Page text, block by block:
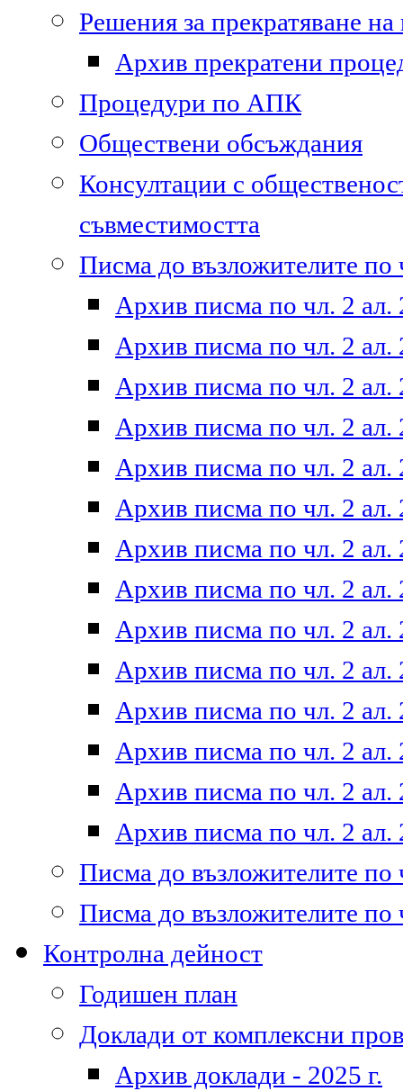
Решения за прекратяване
Архив прекратени
Процедури по АПК
Обществени обсъждания
Консултации с
съвместимостта
Писма до възложителите по
Архив писма по чл. 2 ал.
Архив писма по чл. 2 ал.
Архив писма по чл. 2 ал.
Архив писма по чл. 2 ал.
Архив писма по чл. 2 ал.
Архив писма по чл. 2 ал.
Архив писма по чл. 2 ал.
Архив писма по чл. 2 ал.
Архив писма по чл. 2 ал.
Архив писма по чл. 2 ал.
Архив писма по чл. 2 ал.
Архив писма по чл. 2 ал.
Архив писма по чл. 2 ал.
Архив писма по чл. 2 ал.
Писма до възложителите по
Писма до възложителите по
Контролна дейност
Годишен план
Доклади от комплексни
Архив доклади - 2025 г.